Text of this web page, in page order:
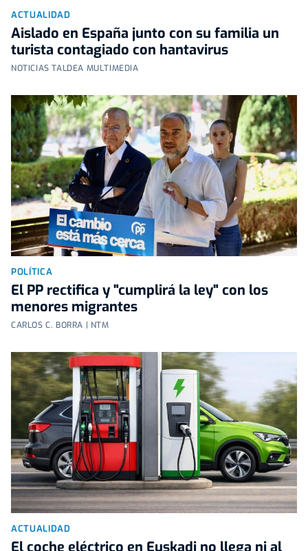
ACTUALIDAD
Aislado en España junto con su familia un
turista contagiado con hantavirus
NOTICIAS TALDEA MULTIMEDIA
POLÍTICA
El PP rectifica y "cumplirá la ley" con los
menores migrantes
CARLOS C. BORRA | NTM
ACTUALIDAD
El coche eléctrico en Euskadi no llega ni al